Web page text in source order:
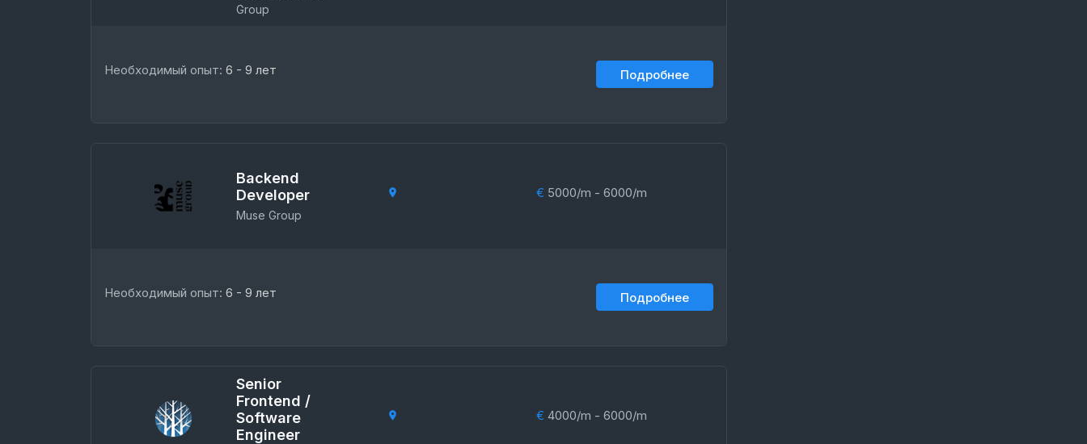
Group
Необходимый опыт: 6 - 9 лет Подробнее
Backend
Developer
Muse Group
€ 5000/m - 6000/m
Необходимый опыт: 6 - 9 лет Подробнее
Senior
Frontend /
Software
Engineer
€4000/m - 6000/m